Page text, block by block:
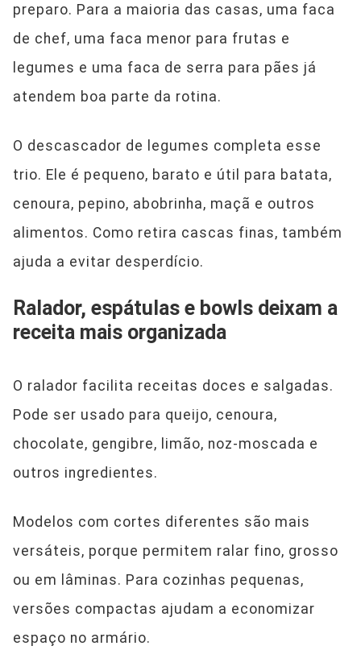
preparo. Para a maioria das casas, uma faca
de chef, uma faca menor para frutas e
legumes e uma faca de serra para pães já
atendem boa parte da rotina.
O descascador de legumes completa esse
trio. Ele é pequeno, barato e útil para batata,
cenoura, pepino, abobrinha, maçã e outros
alimentos. Como retira cascas finas, também
ajuda a evitar desperdício.
Ralador, espátulas e bowls deixam a
receita mais organizada
O ralador facilita receitas doces e salgadas.
Pode ser usado para queijo, cenoura,
chocolate, gengibre, limão, noz-moscada e
outros ingredientes.
Modelos com cortes diferentes são mais
versáteis, porque permitem ralar fino, grosso
ou em lâminas. Para cozinhas pequenas,
versões compactas ajudam a economizar
espaço no armário.